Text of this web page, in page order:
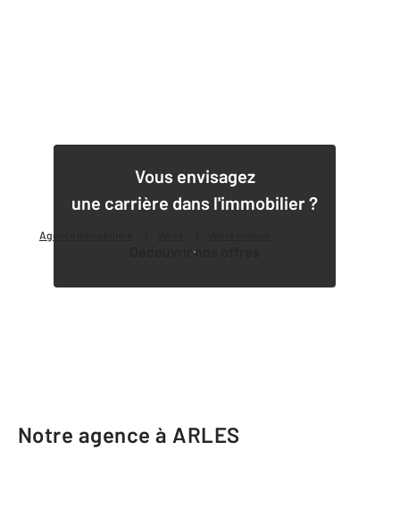
Agence immobilière
Vous envisagez
une carrière dans l'immobilier ?
Découvrir nos offres
1
Notre agence à ARLES